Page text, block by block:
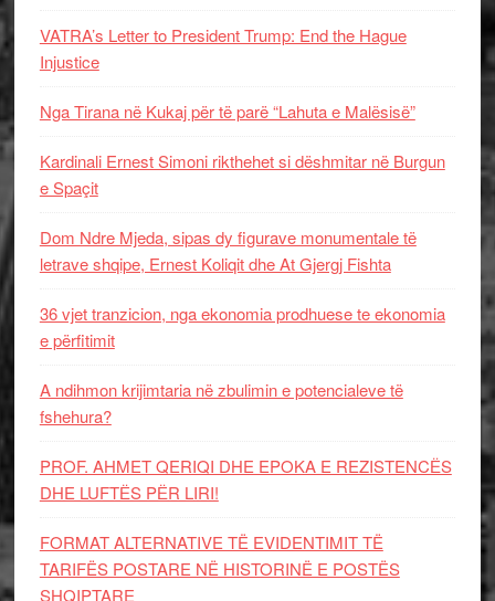
VATRA’s Letter to President Trump: End the Hague
Injustice
Nga Tirana në Kukaj për të parë “Lahuta e Malësisë”
Kardinali Ernest Simoni rikthehet si dëshmitar në Burgun
e Spaçit
Dom Ndre Mjeda, sipas dy figurave monumentale të
letrave shqipe, Ernest Koliqit dhe At Gjergj Fishta
36 vjet tranzicion, nga ekonomia prodhuese te ekonomia
e përfitimit
A ndihmon krijimtaria në zbulimin e potencialeve të
fshehura?
PROF. AHMET QERIQI DHE EPOKA E REZISTENCЁS
DHE LUFTЁS PЁR LIRI!
FORMAT ALTERNATIVE TË EVIDENTIMIT TË
TARIFËS POSTARE NË HISTORINË E POSTËS
SHQIPTARE